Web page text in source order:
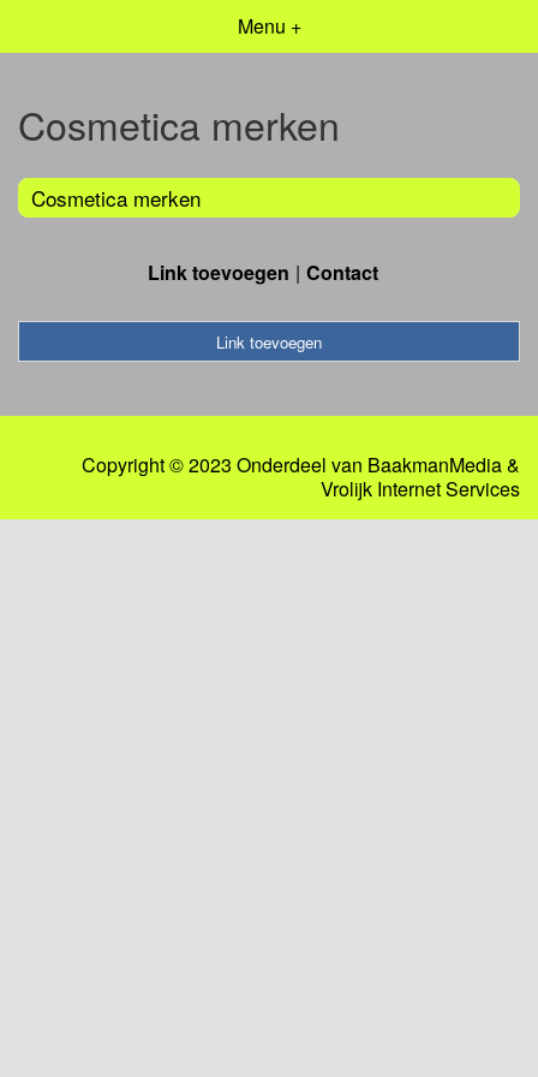
Menu +
Cosmetica merken
Cosmetica merken
Link toevoegen Contact
Link toevoegen
Copyright © 2023 Onderdeel van BaakmanMedia&
Vrolijk Internet Services